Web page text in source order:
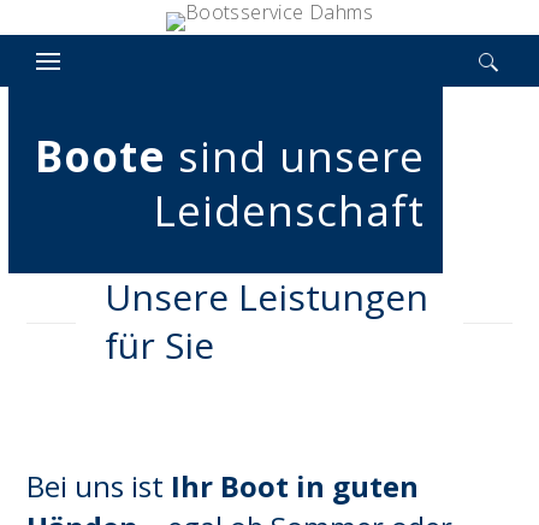
Suchen nach:
Boote sind unsere
Leidenschaft
Unsere Leistungen
für Sie
Bei uns ist Ihr Boot in guten